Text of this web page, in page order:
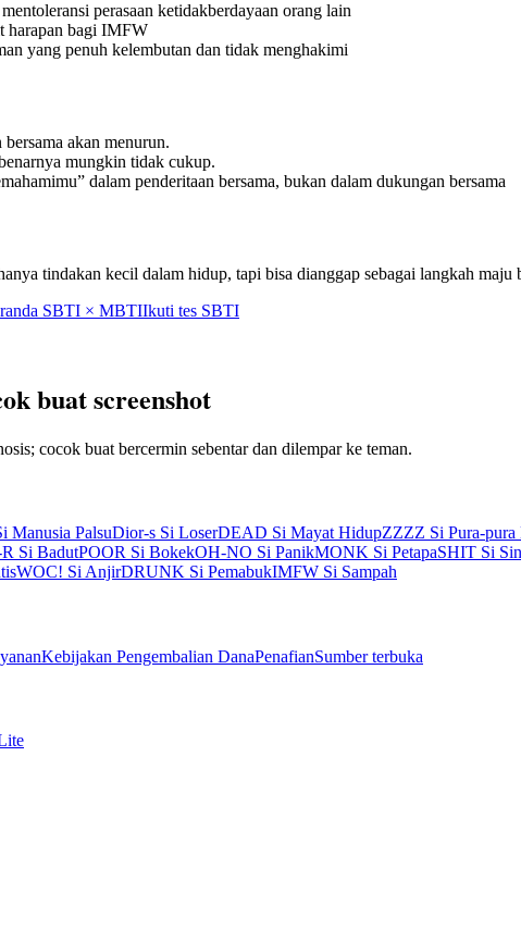
perasaan ketidakberdayaan orang lain
harapan bagi IMFW
yang penuh kelembutan dan tidak menghakimi
akan menurun.
mungkin tidak cukup.
dalam penderitaan bersama, bukan dalam dukungan bersama
tindakan kecil dalam hidup, tapi bisa dianggap sebagai langkah maju
SBTI × MBTIIkuti tes SBTI
buat screenshot
cocok buat bercermin sebentar dan dilempar ke teman.
Manusia PalsuDior-s Si LoserDEAD Si Mayat HidupZZZZ Si Pura-pura
Si BadutPOOR Si BokekOH-NO Si PanikMONK Si PetapaSHIT Si
WOC! Si AnjirDRUNK Si PemabukIMFW Si Sampah
Kebijakan Pengembalian DanaPenafianSumber terbuka